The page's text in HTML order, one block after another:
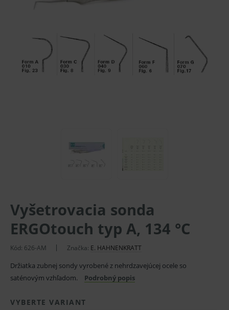
Vyšetrovacia sonda
ERGOtouch typ A, 134 °C
Kód: 626-AM Značka: E. HAHNENKRATT
Držiatka zubnej sondy vyrobené z nehrdzavejúcej ocele so
saténovým vzhľadom.
Podrobný popis
VYBERTE VARIANT